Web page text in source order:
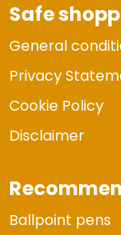
Safe
General
Privacy
Cookie Policy
Disclaimer
Ballpoint pens